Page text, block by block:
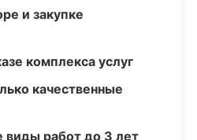
и закупке
комплекса услуг
качественные
виды работ до 3 лет